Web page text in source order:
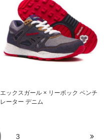
エックスガール × リーボック ベンチ
レーター デニム
3